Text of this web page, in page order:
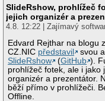
SlideRshow, prohlížeč
jejich organizér a
4.8. 12:22 | Zajímavý
Edvard Rejthar na blogu
CZ.NIC představil
svou
SlideRshow
(GitHub ).
prohlížeč fotek, ale i jako
organizér a prezentátor.
běží přímo v prohlížeči.
Offline.